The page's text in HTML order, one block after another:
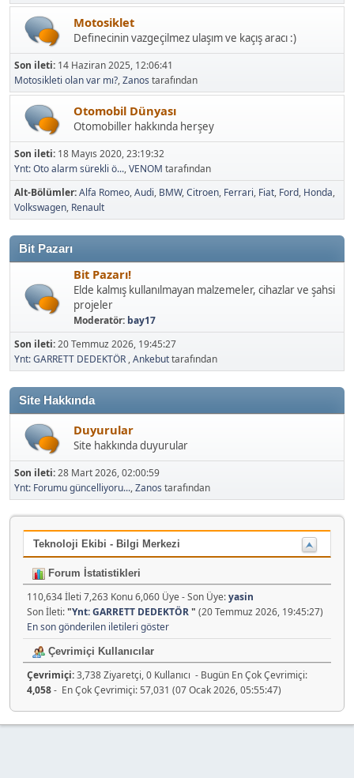
Motosiklet
Definecinin vazgeçilmez ulaşım ve kaçış aracı :)
Son ileti: 14 Haziran 2025, 12:06:41
Motosikleti olan var mı?,Zanos tarafından
Otomobil Dünyası
Otomobiller hakkında herşey
Son ileti: 18 Mayıs 2020, 23:19:32
Ynt: Oto alarm sürekli ö...,VENOM tarafından
Alt-Bölümler Alfa Romeo Audi BMW Citroen Ferrari Fiat Ford Honda
Volkswagen Renault
Bit Pazarı
Bit Pazarı!
Elde kalmış kullanılmayan malzemeler, cihazlar ve şahsi
projeler
Moderatör: bay17
Son ileti:20 Temmuz 2026, 19:45:27
Ynt: GARRETT DEDEKTÖR ,Ankebuttarafından
Site Hakkında
Duyurular
Site hakkında duyurular
Son ileti:28 Mart 2026, 02:00:59
Ynt: Forumu güncelliyoru...,Zanos tarafından
Teknoloji Ekibi - Bilgi Merkezi
Forum İstatistikleri
110,634 İleti 7,263 Konu 6,060 Üye - Son Üye:yasin
Son İleti:"Ynt: GARRETT DEDEKTÖR" (20 Temmuz 2026, 19:45:27)
En son gönderilen iletileri göster
Çevrimiçi Kullanıcılar
Çevrimiçi:3,738 Ziyaretçi, 0 Kullanıcı - Bugün En Çok Çevrimiçi:
4,058- En Çok Çevrimiçi: 57,031 (07 Ocak 2026, 05:55:47)